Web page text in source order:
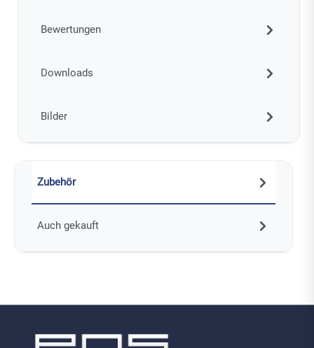
Bewertungen
Downloads
Bilder
Zubehör
Auch gekauft